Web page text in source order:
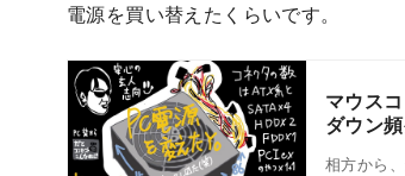
電源を買い替えたくらいです。
マウス
ダウン頻
相方から